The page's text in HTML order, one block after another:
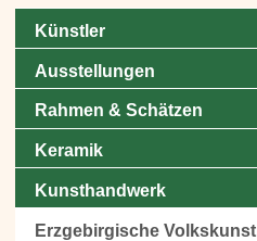
Künstler
Ausstellungen
Rahmen & Schätzen
Keramik
Kunsthandwerk
Erzgebirgische Volkskunst